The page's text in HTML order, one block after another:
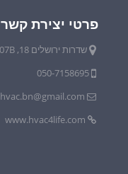
פרטי יצירת קשר
שדרות ירושלים 18, 507B, אשדוד
hvac.bn@gmail.com
www.hvac4life.com